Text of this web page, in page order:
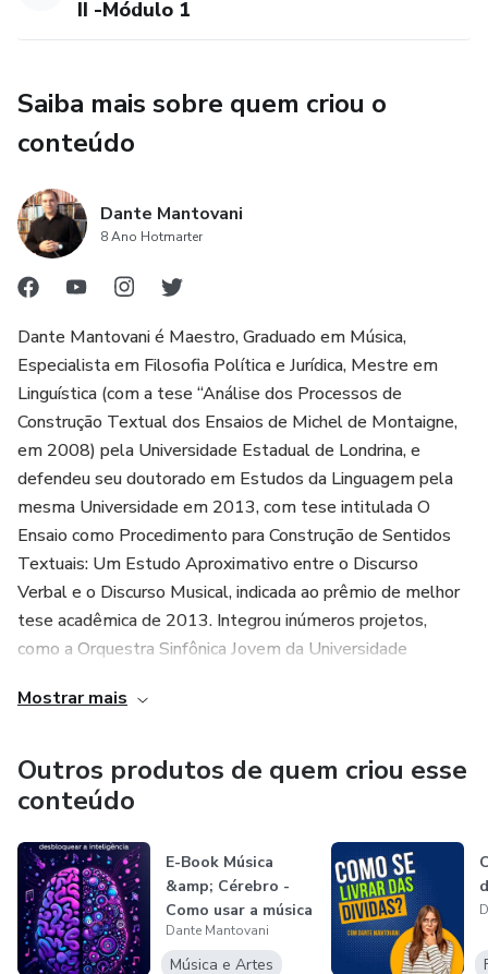
II -Módulo 1
Saiba mais sobre quem criou o
conteúdo
Dante Mantovani
8 Ano Hotmarter
Dante Mantovani é Maestro, Graduado em Música,
Especialista em Filosofia Política e Jurídica, Mestre em
Linguística (com a tese “Análise dos Processos de
Construção Textual dos Ensaios de Michel de Montaigne,
em 2008) pela Universidade Estadual de Londrina, e
defendeu seu doutorado em Estudos da Linguagem pela
mesma Universidade em 2013, com tese intitulada O
Ensaio como Procedimento para Construção de Sentidos
Textuais: Um Estudo Aproximativo entre o Discurso
Verbal e o Discurso Musical, indicada ao prêmio de melhor
tese acadêmica de 2013. Integrou inúmeros projetos,
como a Orquestra Sinfônica Jovem da Universidade
Dido e Enéas, de Henry Purcell, em 2010, além de integrar
de Orquesta, em Huelva, Espanha)
Empresário, Maestro, é idealizador do principal Curso
Online de Música da internet – o Seminário de Música ,
criado em 2016 como uma plataforma de estudos
musicais e transformação de carreiras que mudou a
realidade de muitos músicos, cantores, compositores,
maestros e instrumentistas de todo o Brasil.
Mostrar mais
Outros produtos de quem criou esse
conteúdo
E-Book Música
&amp; Cérebro -
Como usar a música
para desblo...
Dante Mantovani
Música e Artes